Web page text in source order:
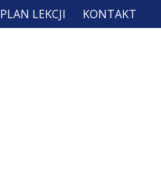
PLAN LEKCJI KONTAKT